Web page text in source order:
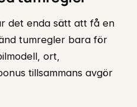
det enda sätt att få en
tumregler bara för
ort,
tillsammans avgör